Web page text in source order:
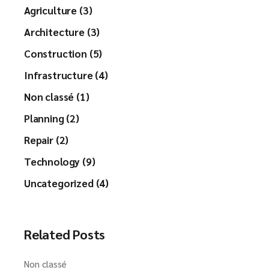
Agriculture (3)
Architecture (3)
Construction (5)
Infrastructure (4)
Non classé (1)
Planning (2)
Repair (2)
Technology (9)
Uncategorized (4)
Related Posts
Non classé